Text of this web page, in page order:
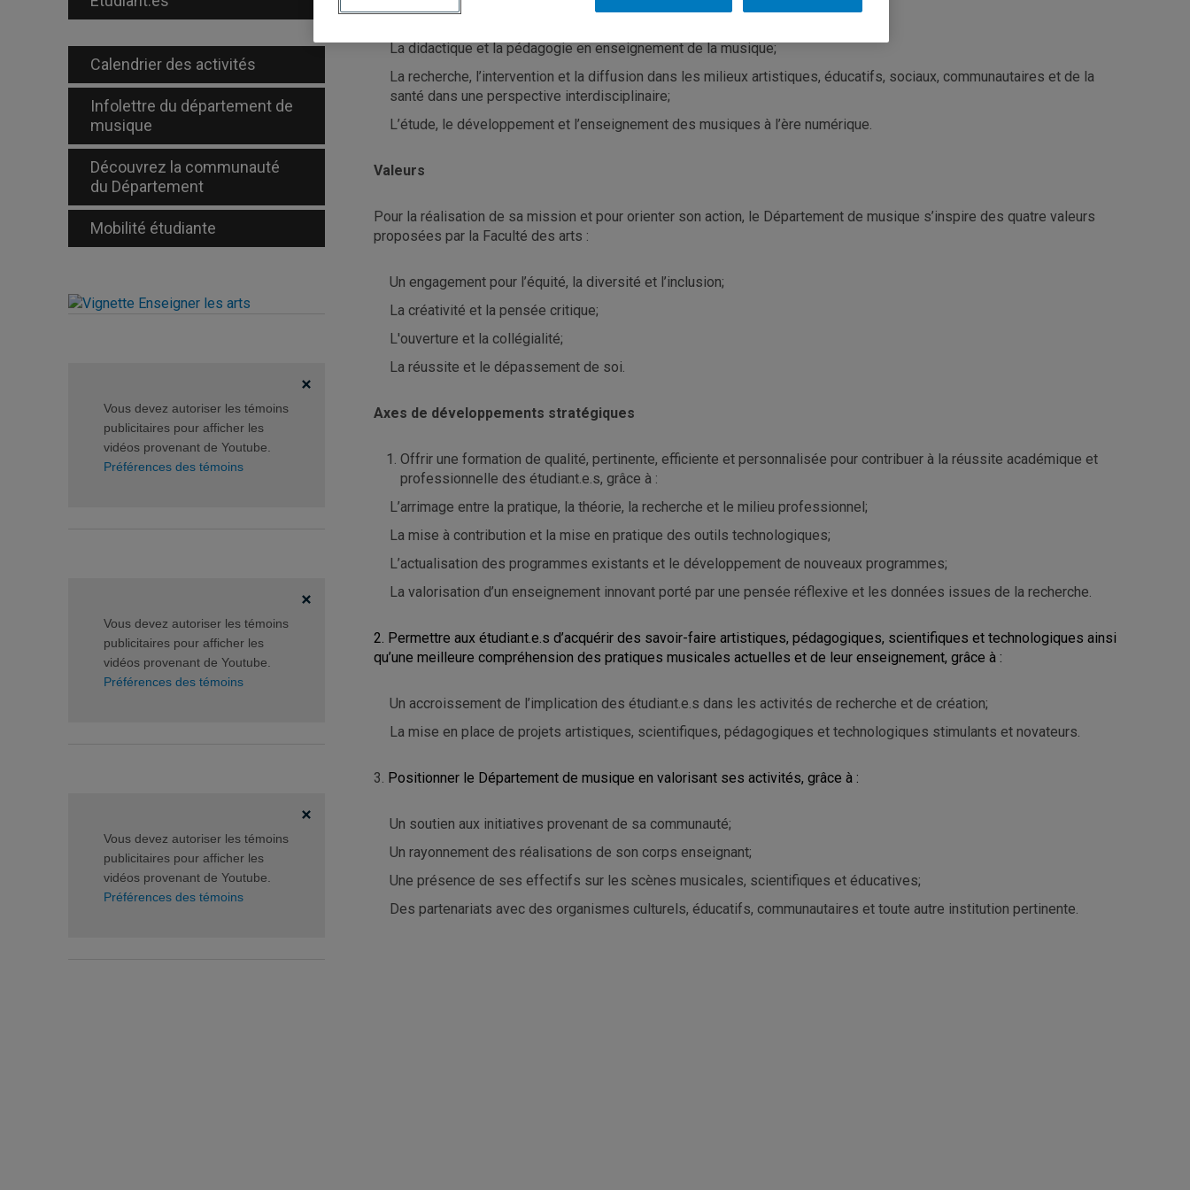
Calendrier des activités
Infolettre du département de
musique
Découvrez la communauté
du Département
Mobilité étudiante
Vous devez autoriser les témoins
publicitaires pour afficher les
vidéos provenant de Youtube.
Préférences des témoins
Vous devez autoriser les témoins
publicitaires pour afficher les
vidéos provenant de Youtube.
Préférences des témoins
Vous devez autoriser les témoins
publicitaires pour afficher les
vidéos provenant de Youtube.
Préférences des témoins
Les pratiques artistiques dans les musiques classiques et populaires;
La didactique et la pédagogie en enseignement de la musique;
La recherche, l’intervention et la diffusion dans les milieux artistiques, éducatifs, sociaux, communautaires et de la
santé dans une perspective interdisciplinaire;
L’étude, le développement et l’enseignement des musiques à l’ère numérique.
Valeurs
Pour la réalisation de sa mission et pour orienter son action, le Département de musique s’inspire des quatre valeurs
proposées par la Faculté des arts :
Un engagement pour l’équité, la diversité et l’inclusion;
La créativité et la pensée critique;
L'ouverture et la collégialité;
La réussite et le dépassement de soi.
Axes de développements stratégiques
Offrir une formation de qualité, pertinente, efficiente et personnalisée pour contribuer à la réussite académique et
professionnelle des étudiant.e.s, grâce à :
L’arrimage entre la pratique, la théorie, la recherche et le milieu professionnel;
La mise à contribution et la mise en pratique des outils technologiques;
L’actualisation des programmes existants et le développement de nouveaux programmes;
La valorisation d’un enseignement innovant porté par une pensée réflexive et les données issues de la recherche.
2. Permettre aux étudiant.e.s d’acquérir des savoir-faire artistiques, pédagogiques, scientifiques et technologiques ainsi
qu’une meilleure compréhension des pratiques musicales actuelles et de leur enseignement, grâce à :
Un accroissement de l’implication des étudiant.e.s dans les activités de recherche et de création;
La mise en place de projets artistiques, scientifiques, pédagogiques et technologiques stimulants et novateurs.
3. Positionner le Département de musique en valorisant ses activités, grâce à :
Un soutien aux initiatives provenant de sa communauté;
Un rayonnement des réalisations de son corps enseignant;
Une présence de ses effectifs sur les scènes musicales, scientifiques et éducatives;
Des partenariats avec des organismes culturels, éducatifs, communautaires et toute autre institution pertinente.